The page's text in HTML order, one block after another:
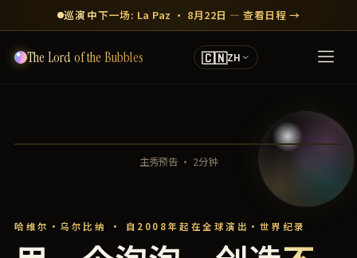
巡演中下一场: La Paz · 8月22日 — 查看日程 →
The Lord of the Bubbles 🇨🇳ZH
哈维尔·乌尔比纳 · 自2008年起在全球演出・世界纪录
主秀预告 · 2分钟